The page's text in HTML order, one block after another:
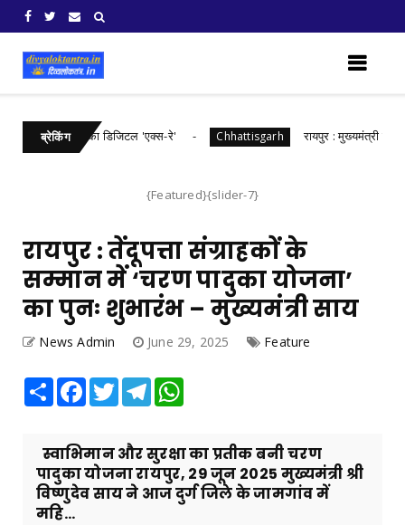
ब्रेकिंग
खरीफ फसलों का डिजिटल 'एक्स-रे' Chhattisgarh रायपुर : मुख्यमंत्री श्री
{Featured}{slider-7}
रायपुर : तेंदूपत्ता संग्राहकों के
सम्मान में ‘चरण पादुका योजना’
का पुनः शुभारंभ – मुख्यमंत्री साय
News Admin June 29, 2025 Feature
Share Facebook
TwitterTelegram
स्वाभिमान और सुरक्षा का प्रतीक बनी चरण
पादुका योजना रायपुर, 29 जून 2025 मुख्यमंत्री श्री
विष्णुदेव साय ने आज दुर्ग जिले के जामगांव में
महि...